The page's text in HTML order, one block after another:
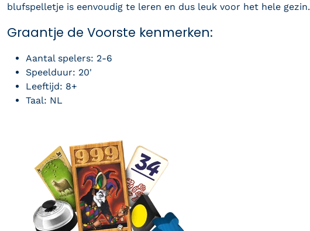
blufspelletje is eenvoudig te leren en dus leuk voor het hele gezin.
Graantje de Voorste kenmerken:
Aantal spelers: 2-6
Speelduur: 20'
Leeftijd: 8+
Taal: NL